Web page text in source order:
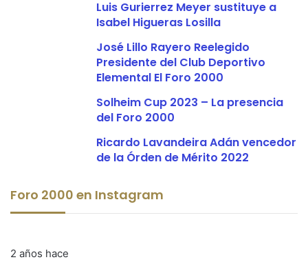
Luis Gurierrez Meyer sustituye a
Isabel Higueras Losilla
José Lillo Rayero Reelegido
Presidente del Club Deportivo
Elemental El Foro 2000
Solheim Cup 2023 – La presencia
del Foro 2000
Ricardo Lavandeira Adán vencedor
de la Órden de Mérito 2022
Foro 2000 en Instagram
2 años hace